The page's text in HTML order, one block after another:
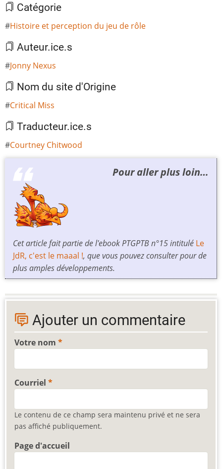
Catégorie
Histoire et perception du jeu de rôle
Auteur.ice.s
Jonny Nexus
Nom du site d'Origine
Critical Miss
Traducteur.ice.s
Courtney Chitwood
Pour aller plus loin…
Cet article fait partie de l'ebook PTGPTB n°15 intitulé Le
JdR, c'est le maaal !, que vous pouvez consulter pour de
plus amples développements.
Ajouter un commentaire
Votre nom
Courriel
Le contenu de ce champ sera maintenu privé et ne sera
pas affiché publiquement.
Page d'accueil